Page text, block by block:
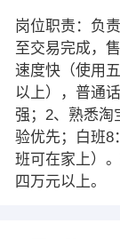
岗位职责：负
至交易完成，
速度快（使用
以上），普通
强；2、熟悉淘
验优先；白班8
班可在家上）
四万元以上。